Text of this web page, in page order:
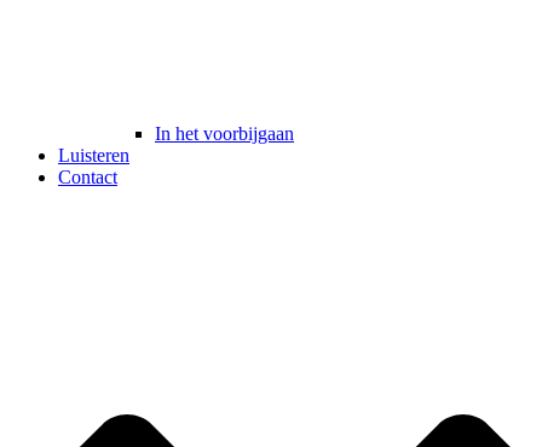
In het voorbijgaan
Luisteren
Contact